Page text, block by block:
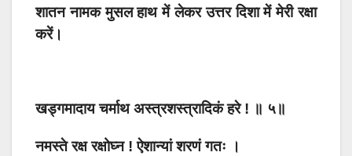
शातन नामक मुसल हाथ में लेकर उत्तर दिशा में मेरी रक्षा
करें।
खड्गमादाय चर्माथ अस्त्रशस्त्रादिकं हरे ! ॥ ५॥
नमस्ते रक्ष रक्षोघ्न ! ऐशान्यां शरणं गतः ।